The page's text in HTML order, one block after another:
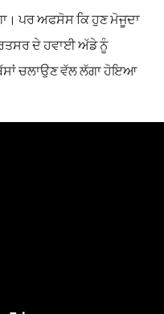
ਪਰ ਅਫਸੋਸ ਕਿ ਹੁਣ ਮੋਜੂਦਾ
ਦੇ ਹਵਾਈ ਅੱਡੇ ਨੂੰ
ਚਲਾਉਣ ਵੱਲ ਲੱਗਾ ਹੋਇਆ